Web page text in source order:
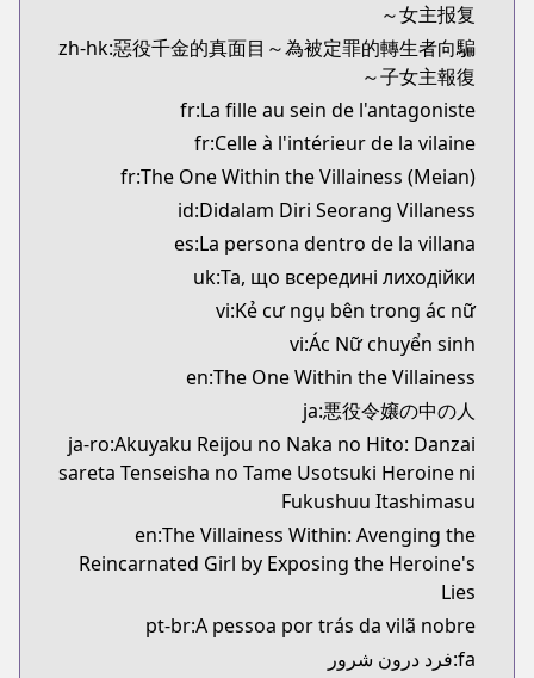
女主报复～
zh-hk:惡役千金的真面目～為被定罪的轉生者向騙
子女主報復～
fr:La fille au sein de l'antagoniste
fr:Celle à l'intérieur de la vilaine
fr:The One Within the Villainess (Meian)
id:Didalam Diri Seorang Villaness
es:La persona dentro de la villana
uk:Та, що всередині лиходійки
vi:Kẻ cư ngụ bên trong ác nữ
vi:Ác Nữ chuyển sinh
en:The One Within the Villainess
ja:悪役令嬢の中の人
ja-ro:Akuyaku Reijou no Naka no Hito: Danzai
sareta Tenseisha no Tame Usotsuki Heroine ni
Fukushuu Itashimasu
en:The Villainess Within: Avenging the
Reincarnated Girl by Exposing the Heroine's
Lies
pt-br:A pessoa por trás da vilã nobre
fa:فرد درون شرور